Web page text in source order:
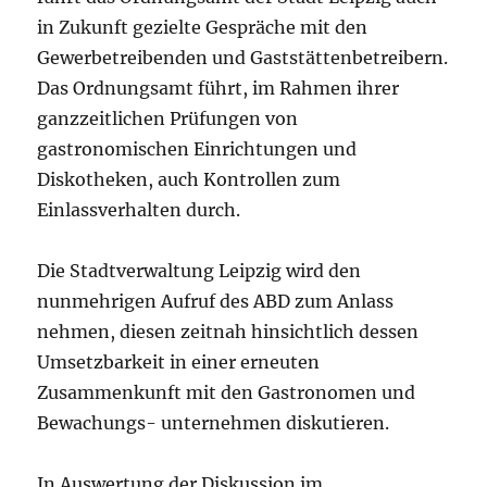
in Zukunft gezielte Gespräche mit den
Gewerbetreibenden und Gaststättenbetreibern.
Das Ordnungsamt führt, im Rahmen ihrer
ganzzeitlichen Prüfungen von
gastronomischen Einrichtungen und
Diskotheken, auch Kontrollen zum
Einlassverhalten durch.
Die Stadtverwaltung Leipzig wird den
nunmehrigen Aufruf des ABD zum Anlass
nehmen, diesen zeitnah hinsichtlich dessen
Umsetzbarkeit in einer erneuten
Zusammenkunft mit den Gastronomen und
Bewachungs- unternehmen diskutieren.